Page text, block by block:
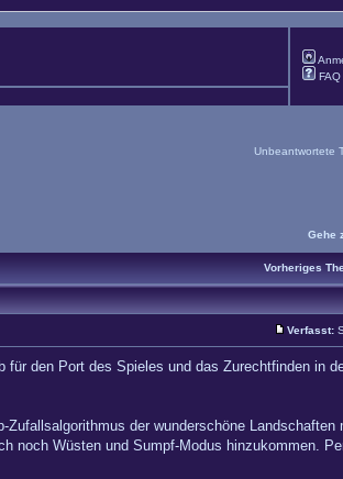
FAQ
Unbeantwortete
Gehe
Vorheriges
Verfasst:
den Port des Spieles und das Zurechtfinden in
der wunderschöne Landschaften
noch Wüsten und Sumpf-Modus hinzukommen.